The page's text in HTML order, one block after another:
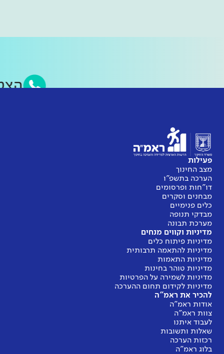
פעילות
מצב החינוך
הערכה בתשפ"ו
דו"חות ופרסומים
מבחנים וסקרים
כלים פנימיים
מבדקי תנופה
מערכת תבונה
מדיניות וקווים מנחים
מדיניות פיתוח כלים
מדיניות להתאמה תרבותית
מדיניות התאמות
מדיניות טוהר בחינות
מדיניות לשמירה על הפרטיות
מדיניות לקידום תחום ההערכה
להכיר את ראמ"ה
אודות ראמ"ה
צוות ראמ"ה
לעבוד איתנו
שאלות ותשובות
רכזות הערכה
בלוג ראמ"ה